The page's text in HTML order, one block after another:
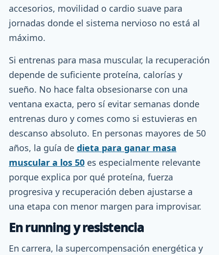
accesorios, movilidad o cardio suave para
jornadas donde el sistema nervioso no está al
máximo.
Si entrenas para masa muscular, la recuperación
depende de suficiente proteína, calorías y
sueño. No hace falta obsesionarse con una
ventana exacta, pero sí evitar semanas donde
entrenas duro y comes como si estuvieras en
descanso absoluto. En personas mayores de 50
años, la guía de dieta para ganar masa
muscular a los 50 es especialmente relevante
porque explica por qué proteína, fuerza
progresiva y recuperación deben ajustarse a
una etapa con menor margen para improvisar.
En running y resistencia
En carrera, la supercompensación energética y